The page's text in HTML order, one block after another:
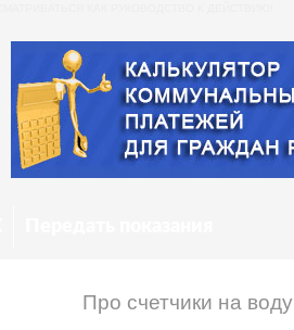
Про счетчики на воду